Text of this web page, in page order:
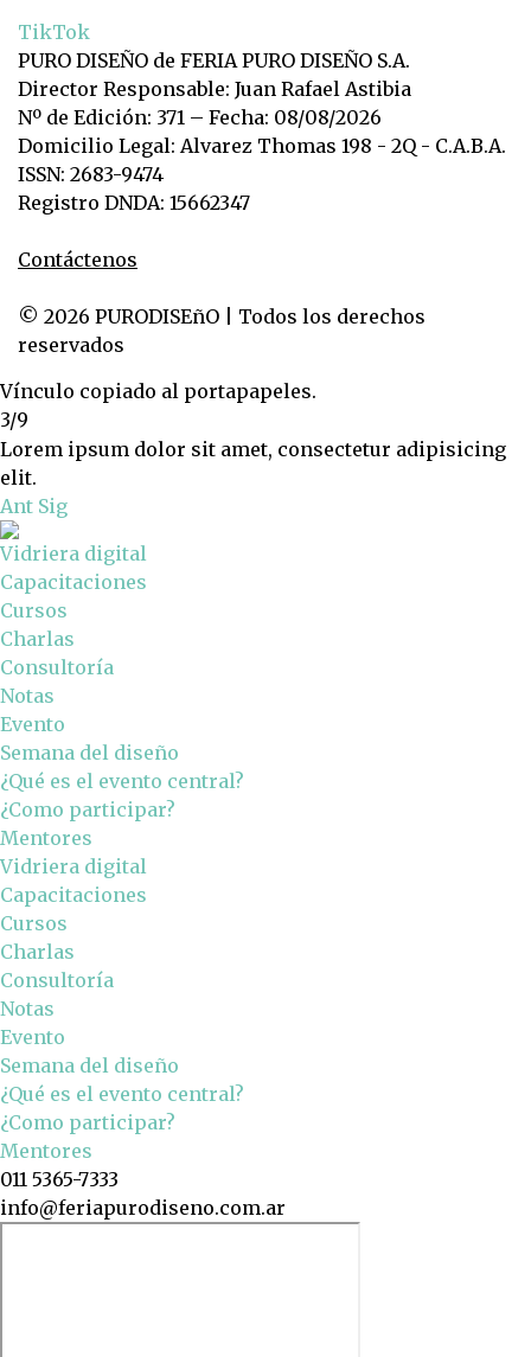
TikTok
PURO DISEÑO de FERIA PURO DISEÑO S.A.
Director Responsable: Juan Rafael Astibia
Nº de Edición: 371 – Fecha: 08/08/2026
Domicilio Legal: Alvarez Thomas 198 - 2Q - C.A.B.A.
ISSN: 2683-9474
Registro DNDA: 15662347
Contáctenos
© 2026 PURODISEñO | Todos los derechos
reservados
Vínculo copiado al portapapeles.
3/9
Lorem ipsum dolor sit amet, consectetur adipisicing
elit.
Ant Sig
Vidriera digital
Capacitaciones
Cursos
Charlas
Consultoría
Notas
Evento
Semana del diseño
¿Qué es el evento central?
¿Como participar?
Mentores
Vidriera digital
Capacitaciones
Cursos
Charlas
Consultoría
Notas
Evento
Semana del diseño
¿Qué es el evento central?
¿Como participar?
Mentores
011 5365-7333
info@feriapurodiseno.com.ar